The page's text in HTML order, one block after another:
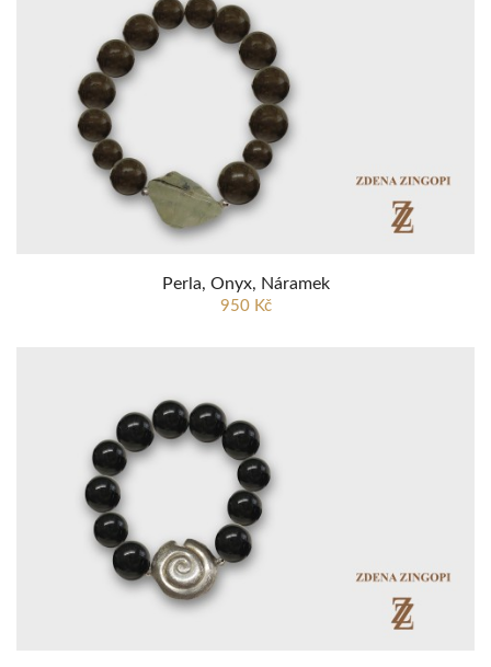
Perla, Onyx, Náramek
950 Kč